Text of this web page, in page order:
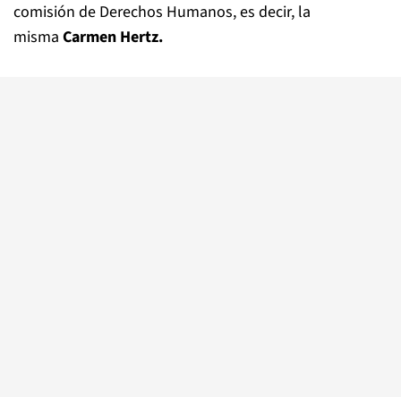
comisión de Derechos Humanos, es decir, la
misma Carmen Hertz.